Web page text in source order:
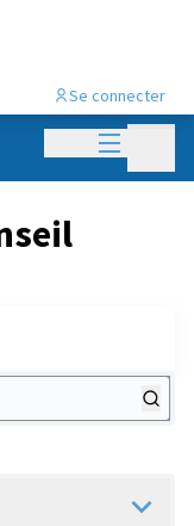
Menu
Se connecter